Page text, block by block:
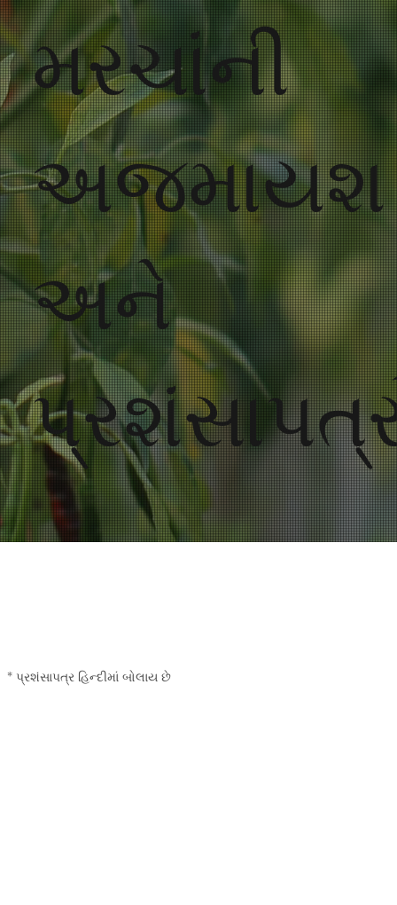
મરચાંની
અજમાયશ
અને
* પ્રશંસાપત્ર હિન્દીમાં બોલાય છે